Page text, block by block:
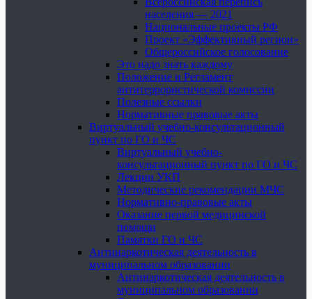
населения — 2021
Национальные проекты РФ
Проект «Эффективный регион»
Общероссийское голосование
Это надо знать каждому
Положение и Регламент
антитеррористической комиссии
Полезные ссылки
Нормативные правовые акты
Виртуальный учебно-консультационный
пункт по ГО и ЧС
Виртуальный учебно-
консультационный пункт по ГО и ЧС
Лекции УКП
Методические рекомендации МЧС
Нормативно-правовые акты
Оказание первой медицинской
помощи
Памятки ГО и ЧС
Антинаркотическая деятельность в
муниципальном образовании
Антинаркотическая деятельность в
муниципальном образовании